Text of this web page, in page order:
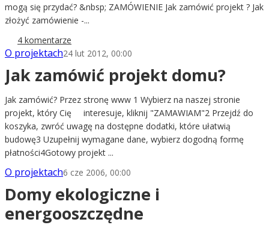
mogą się przydać? &nbsp; ZAMÓWIENIE Jak zamówić projekt ? Jak
złożyć zamówienie -...
4 komentarze
O projektach24 lut 2012, 00:00
Jak zamówić projekt domu?
Jak zamówić? Przez stronę www 1 Wybierz na naszej stronie
projekt, który Cię interesuje, kliknij "ZAMAWIAM"2 Przejdź do
koszyka, zwróć uwagę na dostępne dodatki, które ułatwią
budowę3 Uzupełnij wymagane dane, wybierz dogodną formę
płatności4Gotowy projekt ...
O projektach6 cze 2006, 00:00
Domy ekologiczne i
energooszczędne